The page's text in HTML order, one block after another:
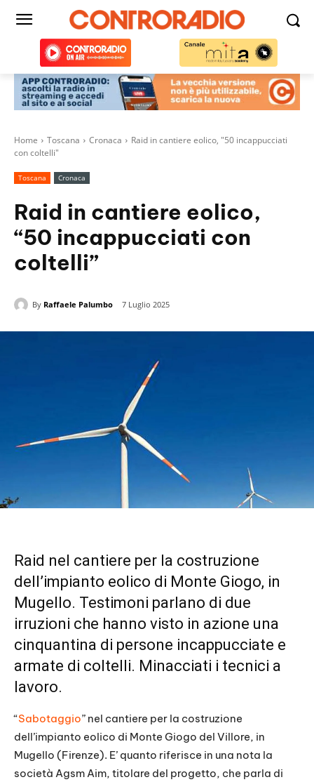
Home Toscana Cronaca
Raid in cantiere eolico, "50 incappucciati
con coltelli"
Toscana Cronaca
Raid in cantiere eolico,
“50 incappucciati con
coltelli”
By Raffaele Palumbo 7 Luglio 2025
Raid nel cantiere per la costruzione
dell’impianto eolico di Monte Giogo, in
Mugello. Testimoni parlano di due
irruzioni che hanno visto in azione una
cinquantina di persone incappucciate e
armate di coltelli. Minacciati i tecnici a
lavoro.
“Sabotaggio” nel cantiere per la costruzione
dell’impianto eolico di Monte Giogo del Villore, in
Mugello (Firenze). E’ quanto riferisce in una nota la
società Agsm Aim, titolare del progetto, che parla di